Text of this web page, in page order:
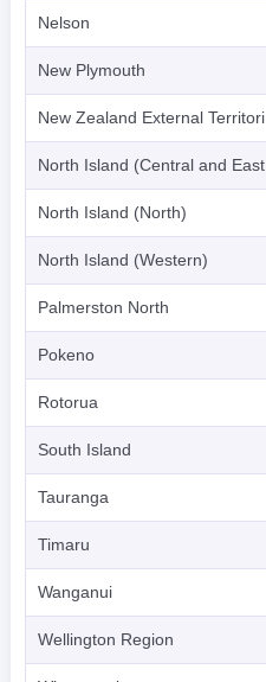
Nelson
New Plymouth
New Zealand External Territori
North Island (Central and East
North Island (North)
North Island (Western)
Palmerston North
Pokeno
Rotorua
South Island
Tauranga
Timaru
Wanganui
Wellington Region